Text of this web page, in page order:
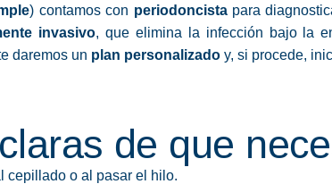
) contamos con periodoncistapara
invasivo, que elimina la infección bajo la
daremos un plan personalizado y, si procede,
de que
cepillado o al pasar el hilo.